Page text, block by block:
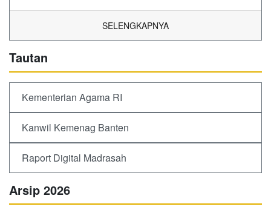
SELENGKAPNYA
Tautan
Kementerian Agama RI
Kanwil Kemenag Banten
Raport Digital Madrasah
Arsip 2026